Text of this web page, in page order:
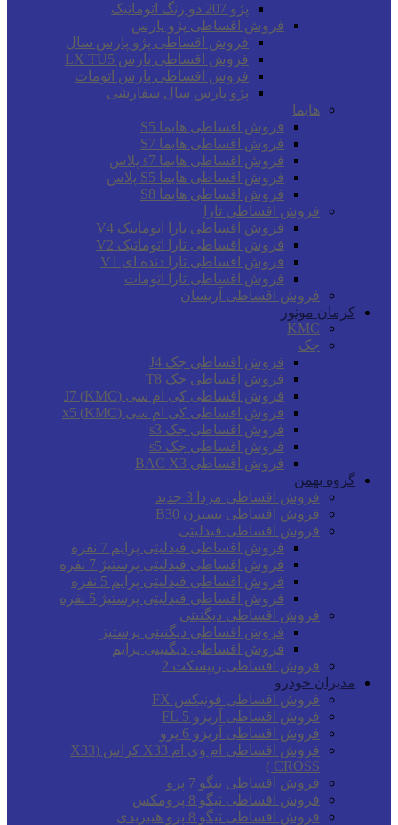
پژو 207 دو رنگ اتوماتیک
فروش اقساطی پژو پارس
فروش اقساطی پژو پارس سال
فروش اقساطی پارس LX TU5
فروش اقساطی پارس اتومات
پژو پارس سال سفارشی
هایما
فروش اقساطی هایما S5
فروش اقساطی هایما S7
فروش اقساطی هایما s7 پلاس
فروش اقساطی هایما S5 پلاس
فروش اقساطی هایما S8
فروش اقساطی تارا
فروش اقساطی تارا اتوماتیک V4
فروش اقساطی تارا اتوماتیک V2
فروش اقساطی تارا دنده ای V1
فروش اقساطی تارا اتومات
فروش اقساطی آریسان
کرمان موتور
KMC
جک
فروش اقساطی جک J4
فروش اقساطی جک T8
فروش اقساطی کی ام سی (KMC) J7
فروش اقساطی کی ام سی (KMC) x5
فروش اقساطی جک s3
فروش اقساطی جک s5
فروش اقساطی BAC X3
گروه بهمن
فروش اقساطی مزدا 3 جدید
فروش اقساطی بسترن B30
فروش اقساطی فیدلیتی
فروش اقساطی فیدلیتی پرایم 7 نفره
فروش اقساطی فیدلیتی پرستیژ 7 نفره
فروش اقساطی فیدلیتی پرایم 5 نفره
فروش اقساطی فیدلیتی پرستیژ 5 نفره
فروش اقساطی دیگنیتی
فروش اقساطی دیگنیتی پرستیژ
فروش اقساطی دیگنیتی پرایم
فروش اقساطی ریپسکت 2
مدیران خودرو
فروش اقساطی فونیکس FX
فروش اقساطی آریزو 5 FL
فروش اقساطی آریزو 6 پرو
فروش اقساطی ام وی ام X33 کراس (X33
CROSS )
فروش اقساطی تیگو 7 پرو
فروش اقساطی تیگو 8 پرومکس
فروش اقساطی تیگو 8 پرو هیبریدی